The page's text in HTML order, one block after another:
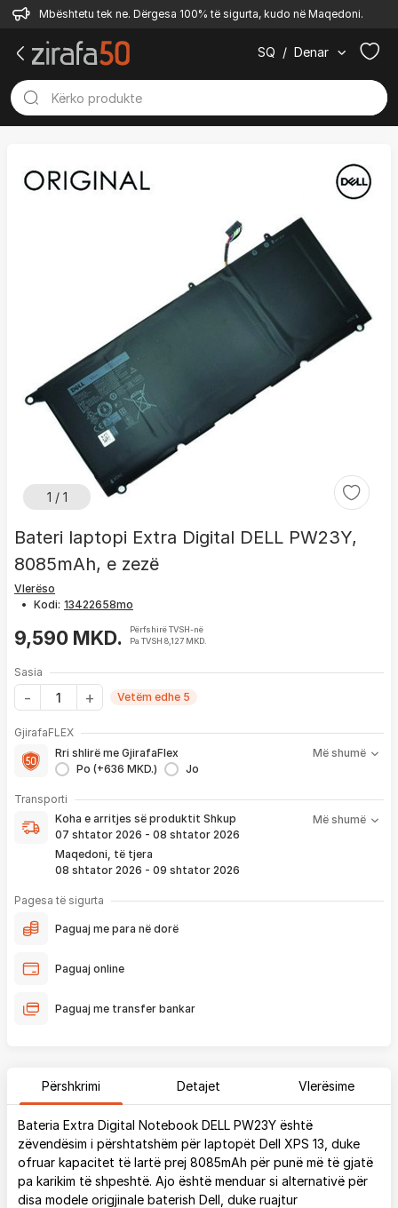
Mbështetu tek ne. Dërgesa 100% të sigurta, kudo në Maqedoni.
SQ / Denar
1 / 1
Bateri laptopi Extra Digital DELL PW23Y,
8085mAh, e zezë
Vlerëso
• Kodi:
9,590 MKD.
Përfshirë TVSH-në
Pa TVSH 8,127 MKD.
Sasia
Vetëm edhe 5
GjirafaFLEX
Rri shlirë me GjirafaFlex
Po (+636 MKD.)
Jo
Më shumë
-Prioritet
1 viti nga blerja
- Kontakt brenda24 hpër servisim, zëvendësim apo kthim
pagesë
Transporti
Koha e arritjes së produktit Shkup
07 shtator 2026 - 08 shtator 2026
Maqedoni, të tjera
08 shtator 2026 - 09 shtator 2026
Më shumë
Koha e arritjes së produktit nënkupton periudhën prej kur
bëhet verifikimi i porosisë suaj, dhe njoftimit për verifikim
që ju e pranoni përmes email-it apo SMS-it.
Nëse porosia bëhet tani, produkti arrin sipas afatit kohor të
vendosur më lartë. Ju do të njoftoheni në vazhdimësi
përfshirë momentin kur produkti arrin në depon tonë, dhe
më lartë. Ju lusim të keni parasysh që festat ndërkombëtare ndikojnë që
liferimi të shtyhet për rreth 2 ditë.
Pagesa të sigurta
Paguaj me para në dorë
Paguaj online
Paguaj me transfer bankar
Përshkrimi Detajet Vlerësime
Bateria Extra Digital Notebook DELL PW23Y është
zëvendësim i përshtatshëm për laptopët Dell XPS 13, duke
ofruar kapacitet të lartë prej 8085mAh për punë më të gjatë
pa karikim të shpeshtë. Ajo është menduar si alternativë për
disa modele origjinale baterish Dell, duke ruajtur